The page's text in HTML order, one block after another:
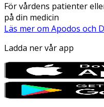
För vårdens patienter
på din medicin
Läs mer om Apodos och
Ladda ner vår app